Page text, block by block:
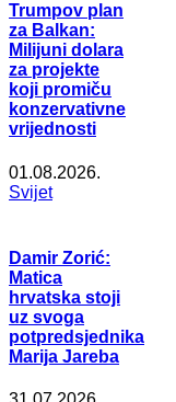
Trumpov plan
za Balkan:
Milijuni dolara
za projekte
koji promiču
konzervativne
vrijednosti
01.08.2026.
Svijet
Damir Zorić:
Matica
hrvatska stoji
uz svoga
potpredsjednika
Marija Jareba